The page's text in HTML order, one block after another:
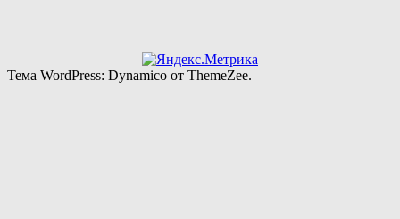
Тема WordPress: Dynamico от ThemeZee.